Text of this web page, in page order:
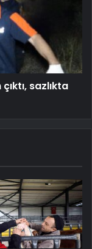
sazlıkta